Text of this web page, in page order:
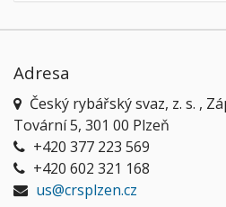
Adresa
Český rybářský svaz, z. s. ,
Tovární 5, 301 00 Plzeň
+420 377 223 569
+420 602 321 168
us@crsplzen.cz